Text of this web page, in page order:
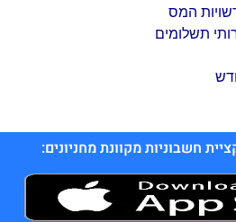
המס
תשלומים
חשבוניות מקוונת מחניונים: